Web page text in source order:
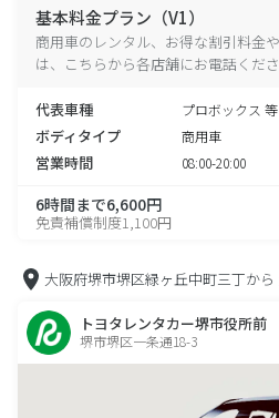
基本料金プラン（V1）
商用車のレンタル、お得な割引料金
は、こちらから各店舗にお電話くださ
代表車種 プロボックス 等
ボディタイプ 商用車
営業時間 08:00-20:00
6時間まで6,600円
免責補償制度1,100円
大阪府堺市堺区緑ヶ丘中町三丁から
トヨタレンタカー堺市役所前
堺市堺区一条通18-3